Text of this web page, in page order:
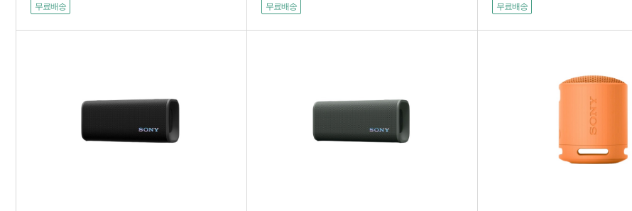
무료배송 무료배송 무료배송